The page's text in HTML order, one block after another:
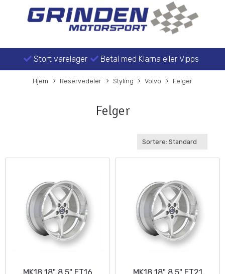
Stort varelager Betal med Klarna eller Vipps
Hjem Reservedeler Styling Volvo Felger
Felger